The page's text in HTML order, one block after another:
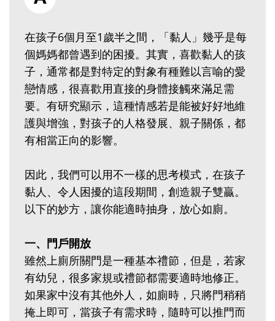
在孩子6個月至1歲半之間，「黏人」幾乎是每
個媽媽都曾遇到的困擾。其實，喜歡黏人的孩
子，通常都是對特定的對象有種難以言喻的愛
戀情感，很喜歡用直接的身體接觸來滿足需
要。有研究顯示，這種情感若是能被好好地維
護與增強，對孩子的人格發展、親子關係，都
有相當正向的影響。
因此，我們可以用不一樣的思考模式，在孩子
黏人、令人困擾的這段期間，創造親子雙贏。
以下的妙方，讓你能適時抽身，放心如廁。
一、門戶開放
雖然上廁所關門是一種基本禮節，但是，若家
有幼兒，很多家規或禮節都需要適時地修正。
如果家中沒有其他外人，如廁時，只將門稍稍
掩上即可，當孩子有需求時，隨時可以推門而